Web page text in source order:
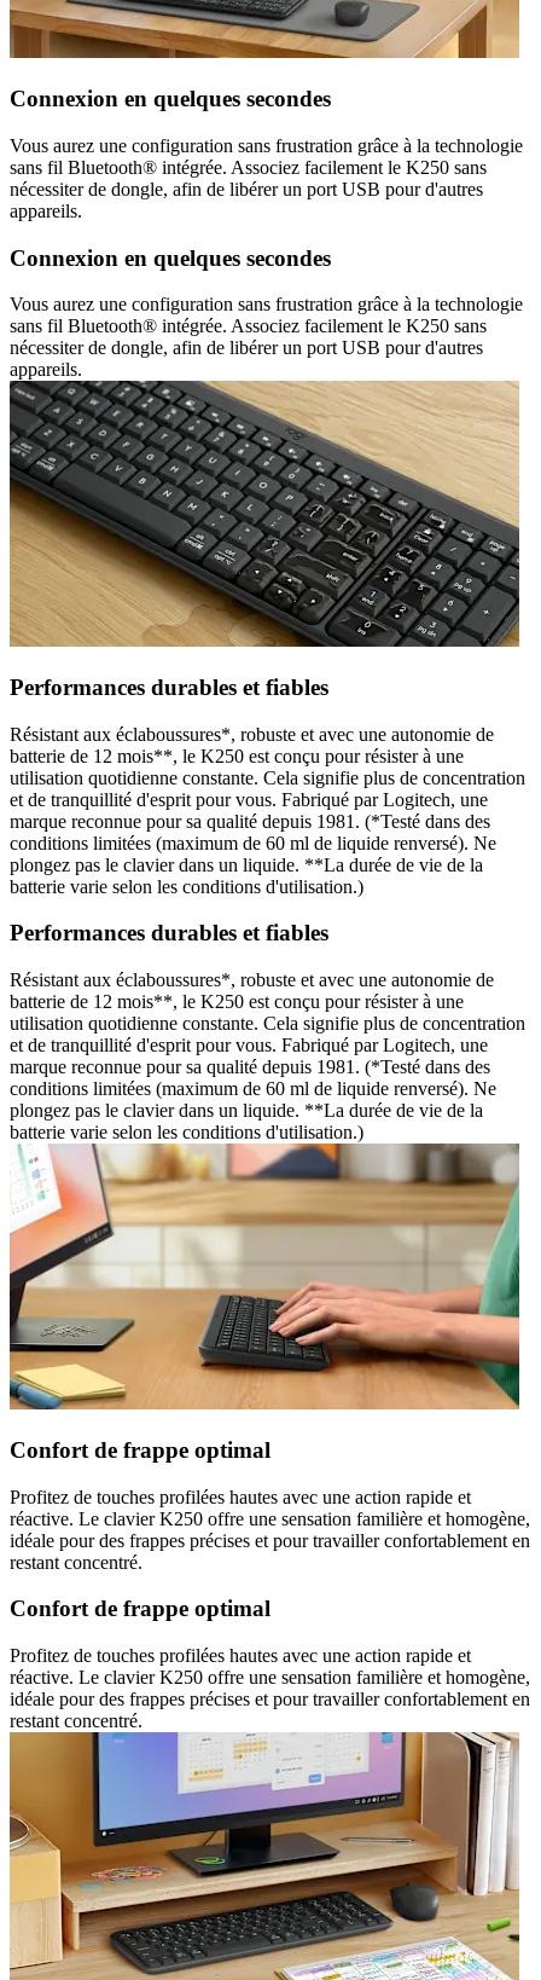
Connexion en quelques secondes
Vous aurez une configuration sans frustration grâce à la technologie
sans fil Bluetooth® intégrée. Associez facilement le K250 sans
nécessiter de dongle, afin de libérer un port USB pour d'autres
appareils.
Connexion en quelques secondes
Vous aurez une configuration sans frustration grâce à la technologie
sans fil Bluetooth® intégrée. Associez facilement le K250 sans
nécessiter de dongle, afin de libérer un port USB pour d'autres
appareils.
Performances durables et fiables
Résistant aux éclaboussures*, robuste et avec une autonomie de
batterie de 12 mois**, le K250 est conçu pour résister à une
utilisation quotidienne constante. Cela signifie plus de concentration
et de tranquillité d'esprit pour vous. Fabriqué par Logitech, une
marque reconnue pour sa qualité depuis 1981. (*Testé dans des
conditions limitées (maximum de 60 ml de liquide renversé). Ne
plongez pas le clavier dans un liquide. **La durée de vie de la
batterie varie selon les conditions d'utilisation.)
Performances durables et fiables
Résistant aux éclaboussures*, robuste et avec une autonomie de
batterie de 12 mois**, le K250 est conçu pour résister à une
utilisation quotidienne constante. Cela signifie plus de concentration
et de tranquillité d'esprit pour vous. Fabriqué par Logitech, une
marque reconnue pour sa qualité depuis 1981. (*Testé dans des
conditions limitées (maximum de 60 ml de liquide renversé). Ne
plongez pas le clavier dans un liquide. **La durée de vie de la
batterie varie selon les conditions d'utilisation.)
Confort de frappe optimal
Profitez de touches profilées hautes avec une action rapide et
réactive. Le clavier K250 offre une sensation familière et homogène,
idéale pour des frappes précises et pour travailler confortablement en
restant concentré.
Confort de frappe optimal
Profitez de touches profilées hautes avec une action rapide et
réactive. Le clavier K250 offre une sensation familière et homogène,
idéale pour des frappes précises et pour travailler confortablement en
restant concentré.